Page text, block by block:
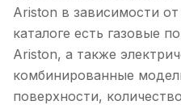
Ariston в зависимости
каталоге есть газовые
Ariston, а также
комбинированные
поверхности,